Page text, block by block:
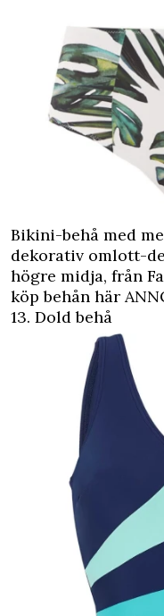
Bikini-behå med
dekorativ omlott-
högre midja, från
köp behån här
13. Dold behå